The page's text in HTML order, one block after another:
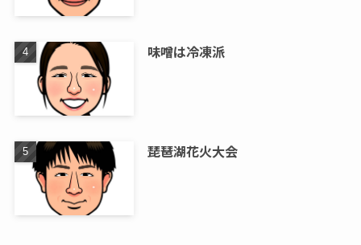
味噌は冷凍派
琵琶湖花火大会